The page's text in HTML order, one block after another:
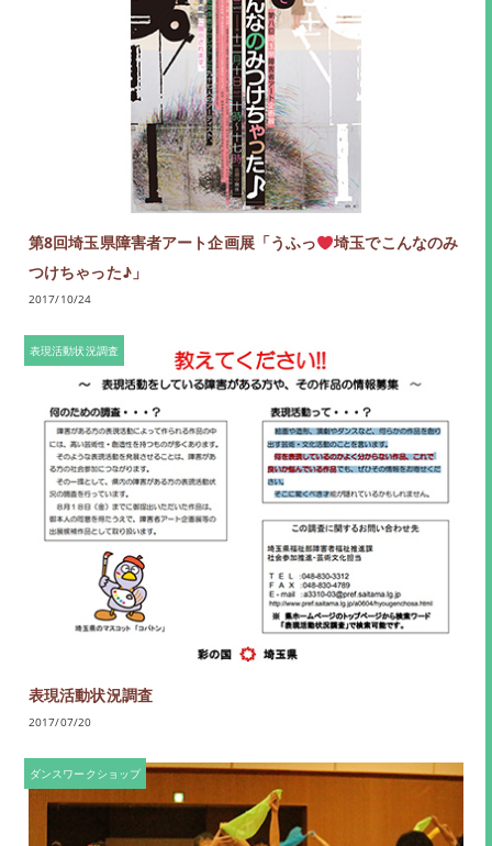
第8回埼玉県障害者アート企画展「うふっ
埼玉でこんなのみ
つけちゃった♪」
2017/10/24
表現活動状況調査
2017/07/20
表現活動状況調査
ダンスワークショップ